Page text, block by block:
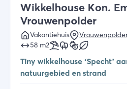
Wikkelhouse Kon.
Vrouwenpolder
Vakantiehuis
58 m2
Tiny wikkelhouse ‘Specht’
natuurgebied en strand